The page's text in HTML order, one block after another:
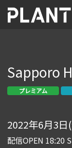
Sapporo
プレミアム
2022年6月3日
配信OPEN 18:20